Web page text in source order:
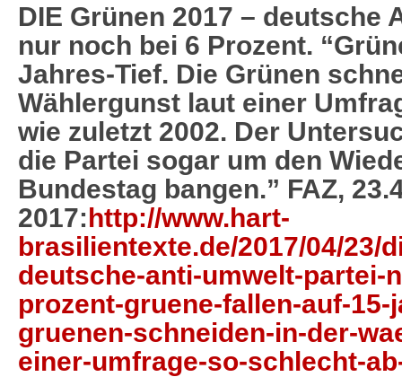
DIE Grünen 2017 – deutsche
nur noch bei 6 Prozent.
Jahres-Tief. Die Grünen
Wählergunst laut einer
wie zuletzt 2002. Der
die Partei sogar um den
Bundestag bangen.” FAZ,
2017:http://www.hart-
brasilientexte.de/2017/04/23/
deutsche-anti-umwelt-partei-
prozent-gruene-fallen-auf-
gruenen-schneiden-in-der-
einer-umfrage-so-schlecht-